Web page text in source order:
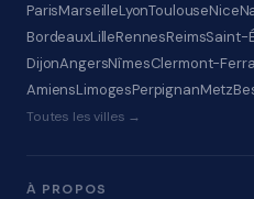
ParisMarseilleLyonToulouseNice
BordeauxLilleRennesReimsSaint-
DijonAngersNîmesClermont-
AmiensLimogesPerpignanMetz
Toutes les villes →
À PROPOS